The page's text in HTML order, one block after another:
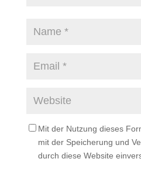
Mit der Nutzung dieses
mit der Speicherung und
durch diese Website